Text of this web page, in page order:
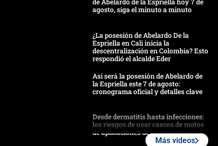
agosto, siga el minuto a minuto
¿La posesión de Abelardo De la
Espriella en Cali inicia la
descentralización en Colombia? Esto
respondió el alcalde Eder
Así será la posesión de Abelardo de
la Espriella este 7 de agosto:
cronograma oficial y detalles clave
Desde dermatitis hasta infecciones:
los riesgos de usar cascos de motos
de aplicaciones de transporte
Más videos